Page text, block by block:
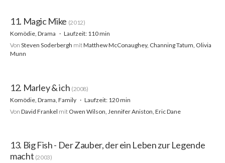
11. Magic Mike (2012)
Komödie, Drama
Laufzeit: 110 min
Von Steven Soderbergh mitMatthew McConaughey, Channing Tatum, Olivia
Munn
12. Marley & ich (2008)
Komödie, Drama, Family
Laufzeit: 120 min
Von David Frankel mit Owen Wilson, Jennifer Aniston, Eric Dane
13. Big Fish - Der Zauber, der ein Leben zur Legende
macht (2003)